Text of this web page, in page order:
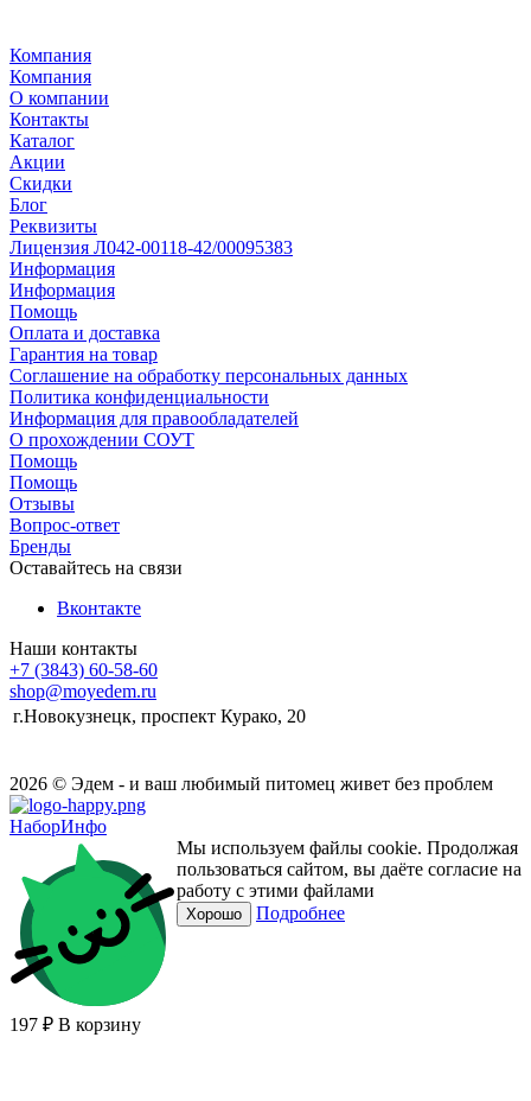
Компания
Компания
О компании
Контакты
Каталог
Акции
Скидки
Блог
Реквизиты
Лицензия Л042-00118-42/00095383
Информация
Информация
Помощь
Оплата и доставка
Гарантия на товар
Соглашение на обработку персональных данных
Политика конфиденциальности
Информация для правообладателей
О прохождении СОУТ
Помощь
Помощь
Отзывы
Вопрос-ответ
Бренды
Оставайтесь на связи
Вконтакте
Наши контакты
+7 (3843) 60-58-60
shop@moyedem.ru
г.Новокузнецк, проспект Курако, 20
2026 © Эдем - и ваш любимый питомец живет без проблем
НаборИнфо
Мы используем файлы cookie. Продолжая
пользоваться сайтом, вы даёте согласие на
работу с этими файлами
Хорошо Подробнее
197 ₽ В корзину